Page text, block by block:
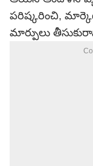
పరిష్కరించి,
మార్పులు